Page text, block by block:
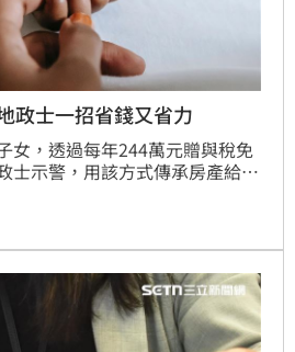
士一招省錢又省力
女，透過每年244萬元贈與稅免
士示警，用該方式傳承房產給小
都不划算，其實讓孩子乖乖等